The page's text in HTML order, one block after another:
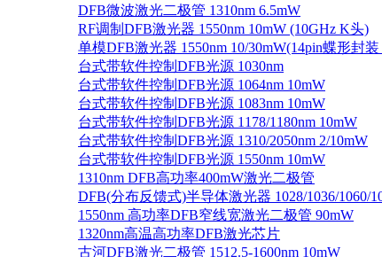
DFB微波激光二极管 1310nm 6.5mW
RF调制DFB激光器 1550nm 10mW (10GHz K头)
单模DFB激光器 1550nm 10/30mW(14pin蝶形封
台式带软件控制DFB光源 1030nm
台式带软件控制DFB光源 1064nm 10mW
台式带软件控制DFB光源 1083nm 10mW
台式带软件控制DFB光源 1178/1180nm 10mW
台式带软件控制DFB光源 1310/2050nm 2/10mW
台式带软件控制DFB光源 1550nm 10mW
1310nm DFB高功率400mW激光二极管
DFB(分布反馈式)半导体激光器 1028/1036/1060/
1550nm 高功率DFB窄线宽激光二极管 90mW
1320nm高温高功率DFB激光芯片
古河DFB激光二极管 1512.5-1600nm 10mW